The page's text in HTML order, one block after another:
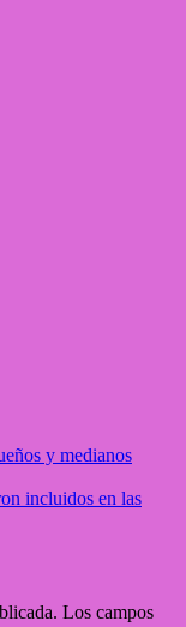
y medianos
incluidos en las
Los campos